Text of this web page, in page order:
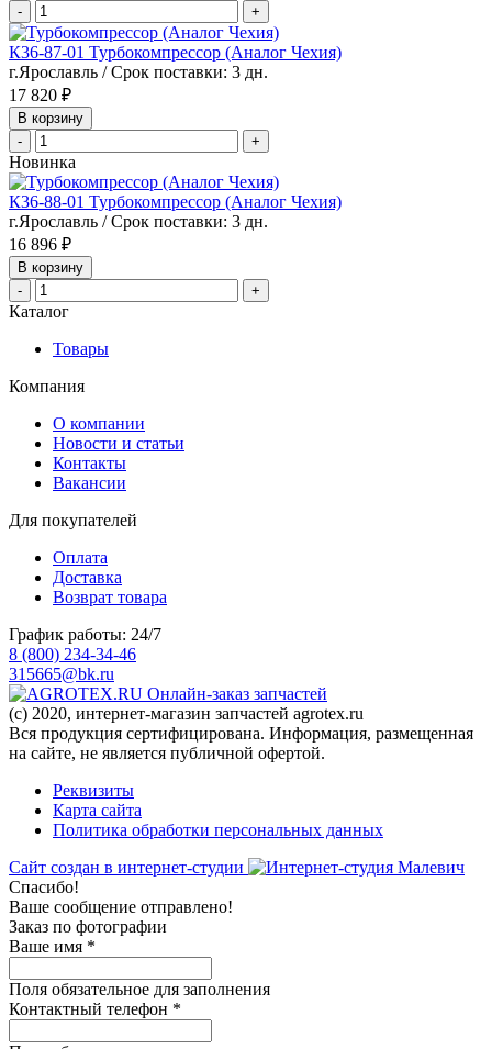
-
+
К36-87-01 Турбокомпрессор (Аналог Чехия)
г.Ярославль / Срок поставки: 3 дн.
17 820 ₽
В корзину
-
+
Новинка
К36-88-01 Турбокомпрессор (Аналог Чехия)
г.Ярославль / Срок поставки: 3 дн.
16 896 ₽
В корзину
-
+
Каталог
Товары
Компания
О компании
Новости и статьи
Контакты
Вакансии
Для покупателей
Оплата
Доставка
Возврат товара
График работы: 24/7
8 (800) 234-34-46
315665@bk.ru
Онлайн-заказ запчастей
(c) 2020, интернет-магазин запчастей agrotex.ru
Вся продукция сертифицирована. Информация, размещенная
на сайте, не является публичной офертой.
Реквизиты
Карта сайта
Политика обработки персональных данных
Сайт создан в интернет-студии
Спасибо!
Ваше сообщение отправлено!
Заказ по фотографии
Ваше имя *
Поля обязательное для заполнения
Контактный телефон *